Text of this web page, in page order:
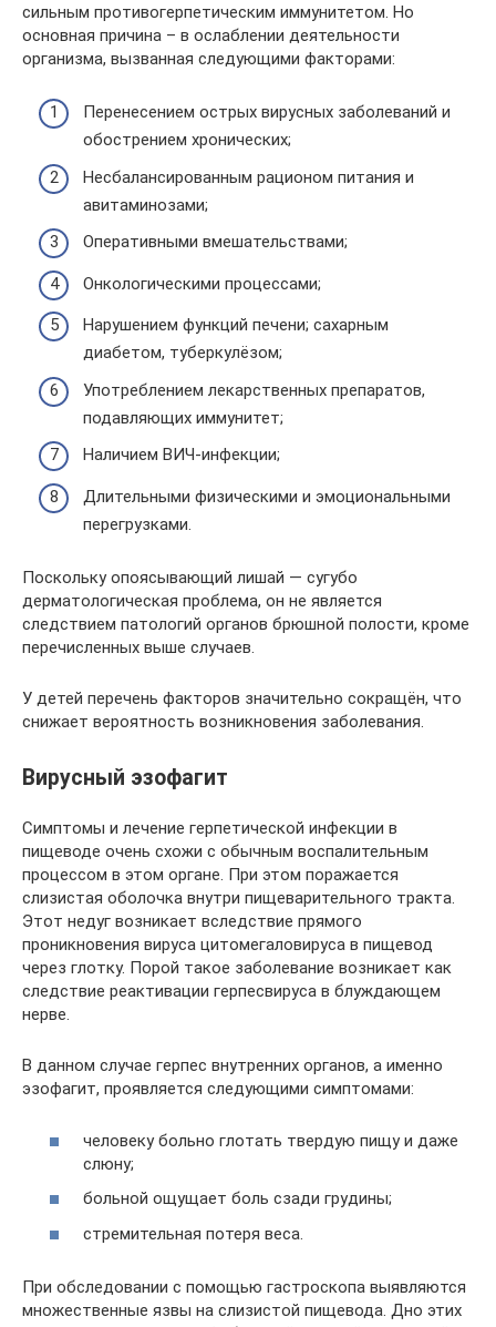
сильным противогерпетическим иммунитетом. Но
основная причина – в ослаблении деятельности
организма, вызванная следующими факторами:
Перенесением острых вирусных заболеваний и
обострением хронических;
Несбалансированным рационом питания и
авитаминозами;
Оперативными вмешательствами;
Онкологическими процессами;
Нарушением функций печени; сахарным
диабетом, туберкулёзом;
Употреблением лекарственных препаратов,
подавляющих иммунитет;
Наличием ВИЧ-инфекции;
Длительными физическими и эмоциональными
перегрузками.
Поскольку опоясывающий лишай — сугубо
дерматологическая проблема, он не является
следствием патологий органов брюшной полости, кроме
перечисленных выше случаев.
У детей перечень факторов значительно сокращён, что
снижает вероятность возникновения заболевания.
Вирусный эзофагит
Симптомы и лечение герпетической инфекции в
пищеводе очень схожи с обычным воспалительным
процессом в этом органе. При этом поражается
слизистая оболочка внутри пищеварительного тракта.
Этот недуг возникает вследствие прямого
проникновения вируса цитомегаловируса в пищевод
через глотку. Порой такое заболевание возникает как
следствие реактивации герпесвируса в блуждающем
нерве.
В данном случае герпес внутренних органов, а именно
эзофагит, проявляется следующими симптомами:
человеку больно глотать твердую пищу и даже
слюну;
больной ощущает боль сзади грудины;
стремительная потеря веса.
При обследовании с помощью гастроскопа выявляются
множественные язвы на слизистой пищевода. Дно этих